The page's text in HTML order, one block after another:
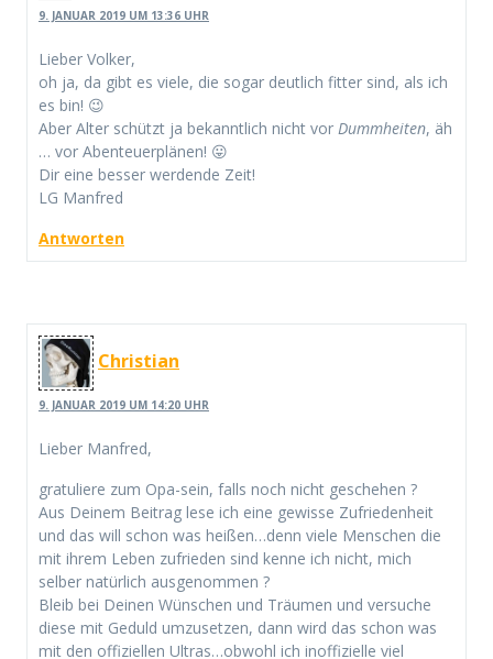
9. JANUAR 2019 UM 13:36 UHR
Lieber Volker,
oh ja, da gibt es viele, die sogar deutlich fitter sind, als ich
es bin! 😉
Aber Alter schützt ja bekanntlich nicht vor Dummheiten, äh
… vor Abenteuerplänen! 😛
Dir eine besser werdende Zeit!
LG Manfred
Antworten
Christian
9. JANUAR 2019 UM 14:20 UHR
Lieber Manfred,
gratuliere zum Opa-sein, falls noch nicht geschehen ?
Aus Deinem Beitrag lese ich eine gewisse Zufriedenheit
und das will schon was heißen…denn viele Menschen die
mit ihrem Leben zufrieden sind kenne ich nicht, mich
selber natürlich ausgenommen ?
Bleib bei Deinen Wünschen und Träumen und versuche
diese mit Geduld umzusetzen, dann wird das schon was
mit den offiziellen Ultras…obwohl ich inoffizielle viel